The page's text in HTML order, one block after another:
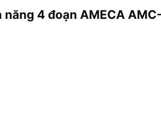
4 đoạn AMECA